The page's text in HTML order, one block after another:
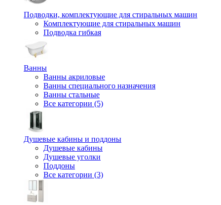
Подводки, комплектующие для стиральных машин
Комплектующие для стиральных машин
Подводка гибкая
Ванны
Ванны акриловые
Ванны специального назначения
Ванны стальные
Все категории (5)
Душевые кабины и поддоны
Душевые кабины
Душевые уголки
Поддоны
Все категории (3)